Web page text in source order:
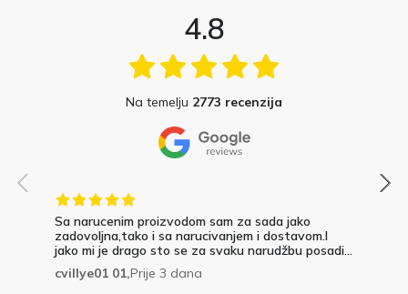
4.8
Na temelju 2773 recenzija
Sa narucenim proizvodom sam za sada jako
zadovoljna,tako i sa narucivanjem i dostavom.I
jako mi je drago sto se za svaku narudžbu posadi...
cvillye01 01,Prije 3 dana